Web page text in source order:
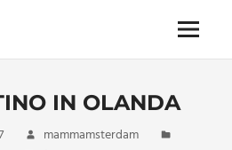
Menu
IN OLANDA
mammamsterdam